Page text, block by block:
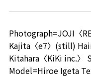
Photograph=JOJI〈
Kajita〈e7〉(still)
Kitahara〈KiKi inc.〉
Model=Hiroe Igeta